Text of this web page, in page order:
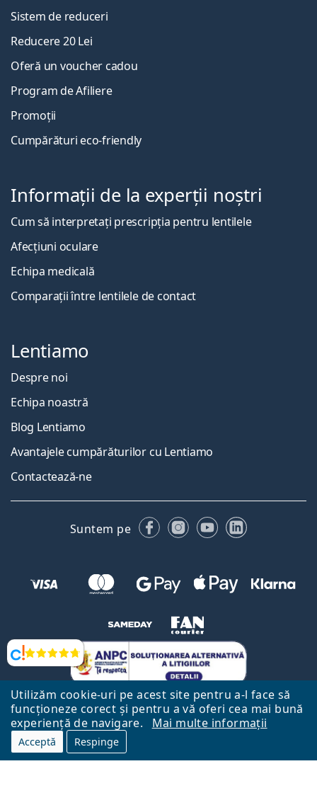
Utilizăm cookie-uri pe acest site pentru a-l face să
funcționeze corect și pentru a vă oferi cea mai bună
experiență de navigare.
Mai multe informații
Acceptă Respinge
Opinii
Sistem de reduceri
Reducere 20 Lei
Oferă un voucher cadou
Program de Afiliere
Promoții
Cumpărături eco-friendly
Informații de la experții noștri
Cum să interpretați prescripția pentru lentilele
Afecțiuni oculare
Echipa medicală
Comparații între lentilele de contact
Lentiamo
Despre noi
Echipa noastră
Blog Lentiamo
Avantajele cumpărăturilor cu Lentiamo
Contactează-ne
Suntem pe FacebookInstagram
YouTubeLinkedIn
Către Pagina Principală
Mai sus